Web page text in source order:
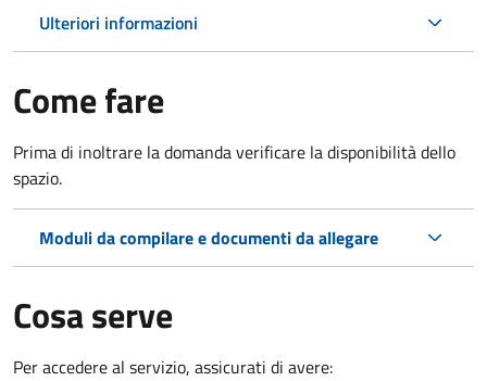
Ulteriori informazioni
Come fare
Prima di inoltrare la domanda verificare la disponibilità dello
spazio.
Moduli da compilare e documenti da allegare
Cosa serve
Per accedere al servizio, assicurati di avere: